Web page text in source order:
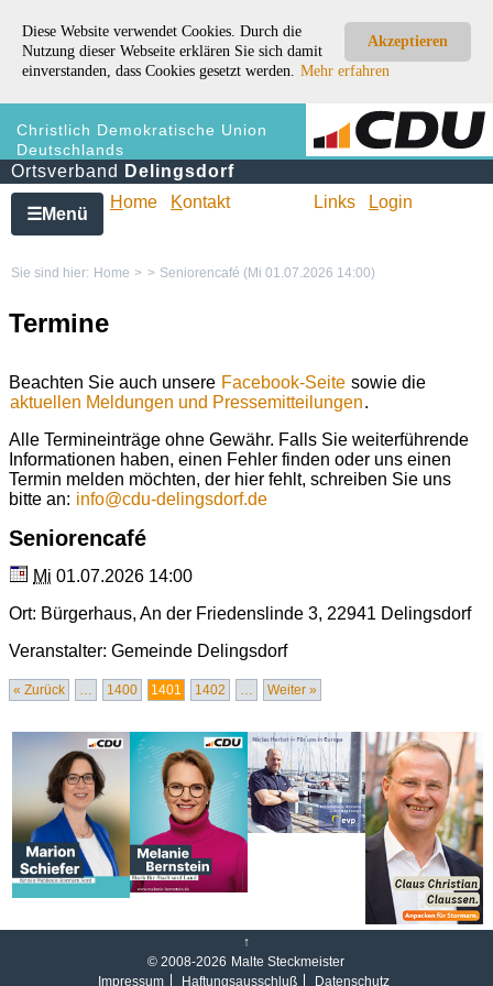
Akzeptieren
Diese Website verwendet Cookies. Durch die
Nutzung dieser Webseite erklären Sie sich damit
einverstanden, dass Cookies gesetzt werden. Mehr erfahren
Christlich Demokratische Union
Deutschlands
Ortsverband Delingsdorf
☰Menü
Home Kontakt Links Login
Sie sind hier: Home > > Seniorencafé (Mi 01.07.2026 14:00)
Termine
Beachten Sie auch unsere Facebook-Seite sowie die
aktuellen Meldungen und Pressemitteilungen.
Alle Termineinträge ohne Gewähr. Falls Sie weiterführende
Informationen haben, einen Fehler finden oder uns einen
Termin melden möchten, der hier fehlt, schreiben Sie uns
bitte an: info@cdu-delingsdorf.de
Seniorencafé
Mi 01.07.2026 14:00
Ort: Bürgerhaus, An der Friedenslinde 3, 22941 Delingsdorf
Veranstalter: Gemeinde Delingsdorf
« Zurück … 1400 1401 1402 … Weiter »
↑
© 2008-2026 Malte Steckmeister
Impressum Haftungsausschluß Datenschutz